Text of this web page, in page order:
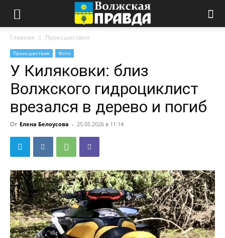
Главная Происшествия
Происшествия Фото
У Киляковки: близ
Волжского гидроциклист
врезался в дерево и погиб
От Елена Белоусова - 25.05.2026 в 11:14